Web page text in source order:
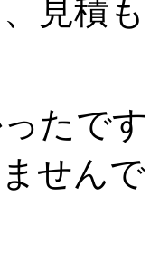
見積
たで
せん